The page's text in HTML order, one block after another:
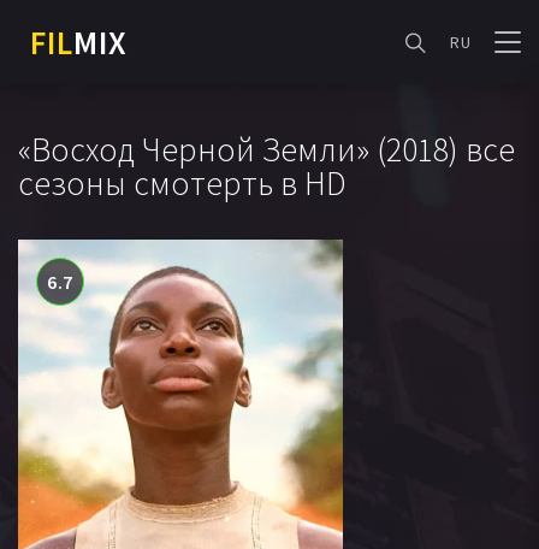
FILMIX RU
«Восход Черной Земли» (2018) все
сезоны смотерть в HD
6.7